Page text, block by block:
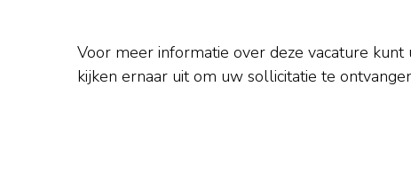
Voor meer informatie over deze vacature
kijken ernaar uit om uw sollicitatie te